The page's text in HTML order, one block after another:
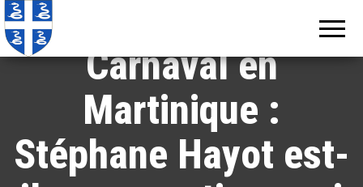
Carnaval en
Martinique :
Stéphane Hayot est-